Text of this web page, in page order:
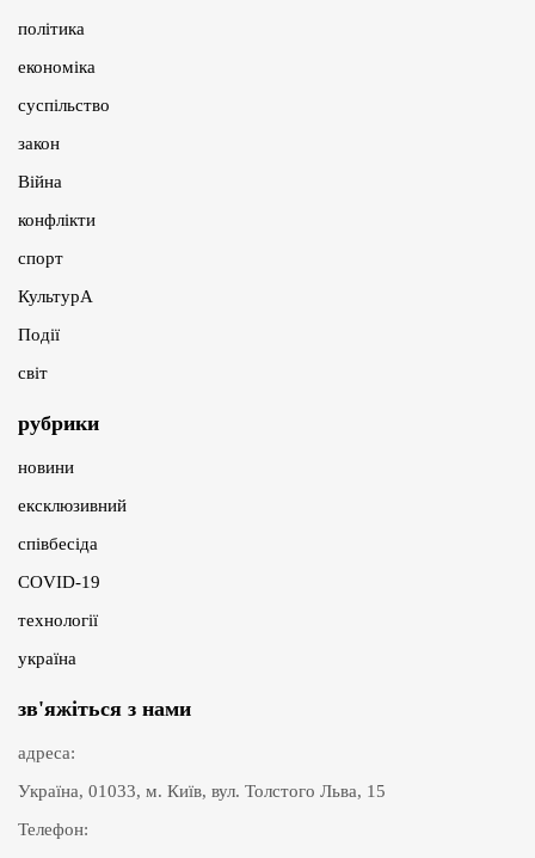
політика
економіка
суспільство
закон
Війна
конфлікти
спорт
КультурА
Події
світ
рубрики
новини
ексклюзивний
співбесіда
COVID-19
технології
україна
зв'яжіться з нами
адреса:
Україна, 01033, м. Київ, вул. Толстого Льва, 15
Телефон: